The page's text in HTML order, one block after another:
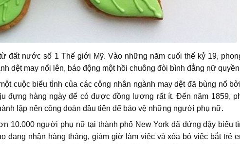
đất nước số 1 Thế giới Mỹ. Vào những năm cuối thế kỷ 19,
dệt may nổi lên, báo động một hồi chuông đòi bình đẳng nữ
cuộc biểu tình của các công nhân ngành may dệt đã bùng nổ
đựng hàng ngày để có được đồng lương rất ít. Đến năm 1859,
lập nên công đoàn đầu tiên để bảo vệ những người phụ nữ.
10.000 người phụ nữ tại thành phố New York đã đứng dậy biểu
nhận hàng tháng, giảm giờ làm việc và xóa bỏ việc bắt trẻ